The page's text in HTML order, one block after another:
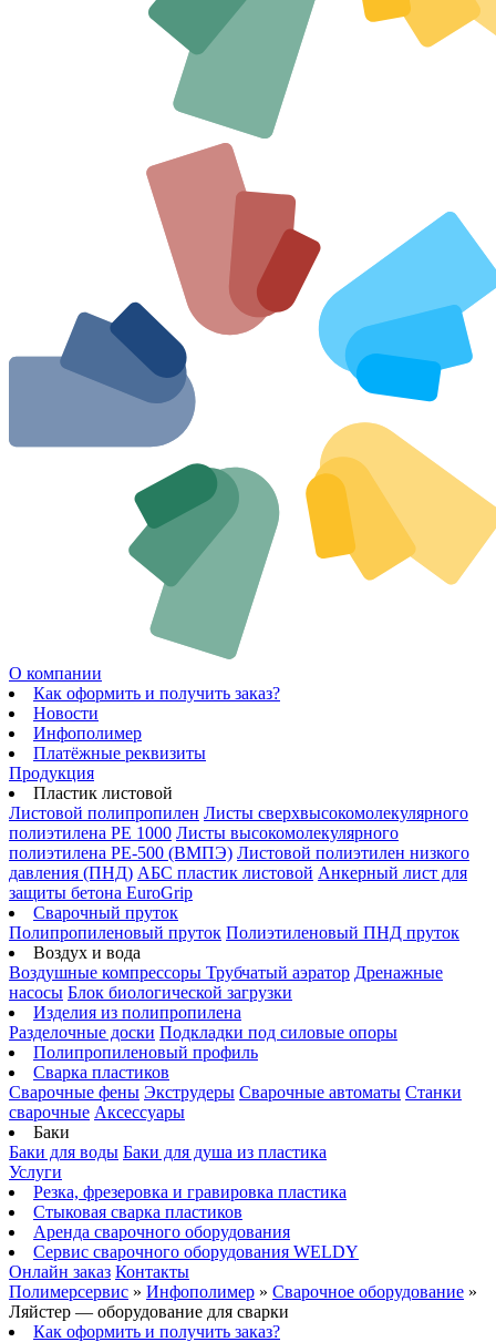
О компании
Как оформить и получить заказ?
Новости
Инфополимер
Платёжные реквизиты
Продукция
Пластик листовой
Листовой полипропилен Листы сверхвысокомолекулярного
полиэтилена PE 1000 Листы высокомолекулярного
полиэтилена РЕ-500 (ВМПЭ) Листовой полиэтилен низкого
давления (ПНД) АБС пластик листовой Анкерный лист для
защиты бетона EuroGrip
Сварочный пруток
Полипропиленовый пруток Полиэтиленовый ПНД пруток
Воздух и вода
Воздушные компрессоры Трубчатый аэратор Дренажные
насосы Блок биологической загрузки
Изделия из полипропилена
Разделочные доски Подкладки под силовые опоры
Полипропиленовый профиль
Сварка пластиков
Сварочные фены Экструдеры Сварочные автоматы Станки
сварочные Аксессуары
Баки
Баки для воды Баки для душа из пластика
Услуги
Резка, фрезеровка и гравировка пластика
Стыковая сварка пластиков
Аренда сварочного оборудования
Сервис сварочного оборудования WELDY
Онлайн заказ Контакты
Полимерсервис » Инфополимер » Сварочное оборудование »
Ляйстер — оборудование для сварки
Как оформить и получить заказ?